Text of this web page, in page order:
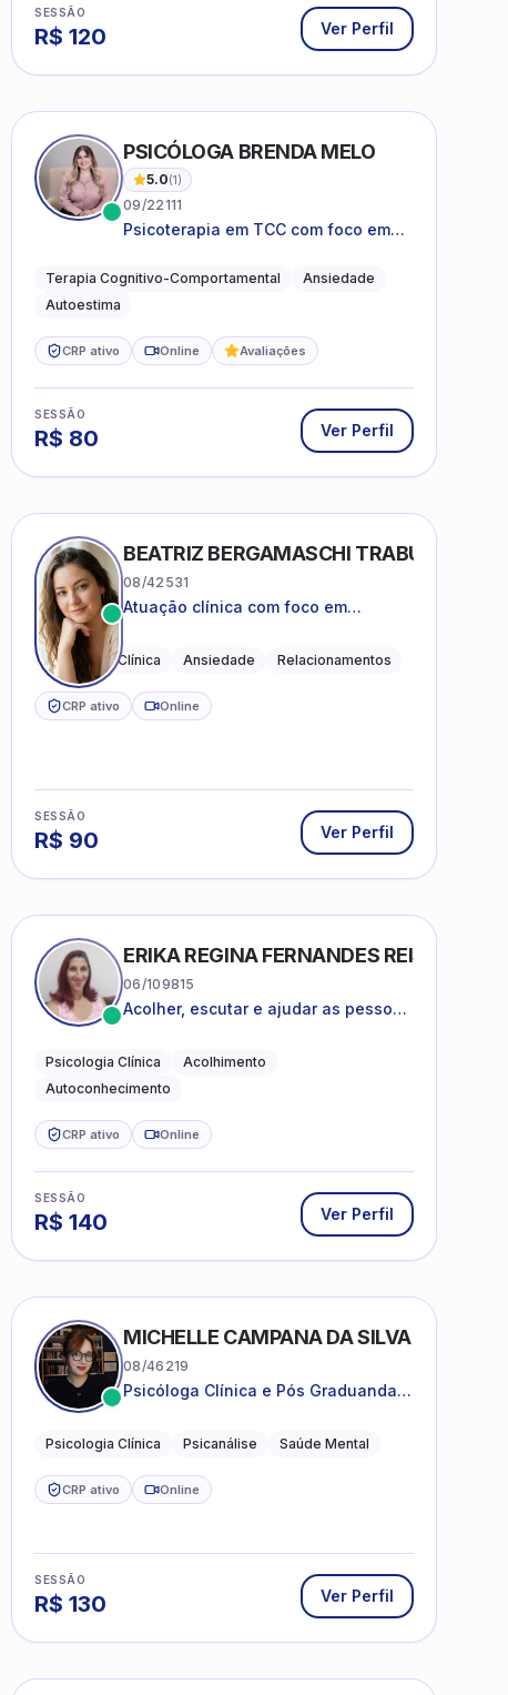
SESSÃO
R$ 120 Ver Perfil
PSICÓLOGA BRENDA MELO
5.0(1)
09/22111
Psicoterapia em TCC com foco em
práticas para o cotidiano
Terapia Cognitivo-Comportamental
Ansiedade
Autoestima
CRP ativo Online Avaliações
SESSÃO
R$ 80 Ver Perfil
BEATRIZ BERGAMASCHI TRABUCO
08/42531
Atuação clínica com foco em
e transições de vida
Psicologia Clínica Ansiedade Relacionamentos
CRP ativo Online
SESSÃO
R$ 90 Ver Perfil
ERIKA REGINA FERNANDES REIS FRIAS
06/109815
Acolher, escutar e ajudar as pessoas
Psicologia Clínica
Acolhimento
Autoconhecimento
CRP ativo Online
SESSÃO
R$ 140 Ver Perfil
MICHELLE CAMPANA DA SILVA
08/46219
Psicóloga Clínica e Pós Graduanda
FAAP.
Psicologia Clínica Psicanálise Saúde Mental
CRP ativo Online
SESSÃO
R$ 130 Ver Perfil